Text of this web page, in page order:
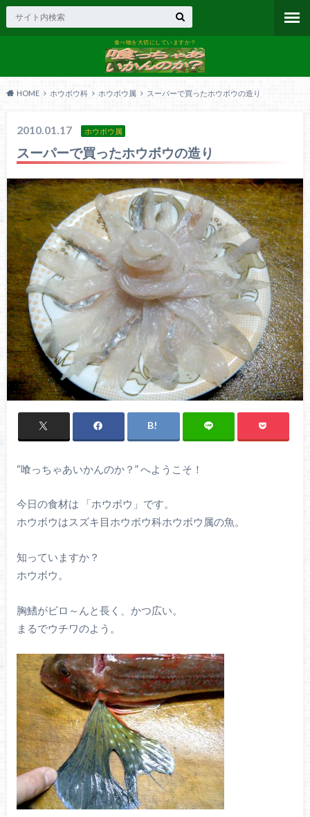
食べ物を大切にしていますか？
HOME ホウボウ科 ホウボウ属 スーパーで買ったホウボウの造り
2010.01.17 ホウボウ属
スーパーで買ったホウボウの造り
“喰っちゃあいかんのか？” へようこそ！
今日の食材は 「ホウボウ」です。
ホウボウはスズキ目ホウボウ科ホウボウ属の魚。
知っていますか？
ホウボウ。
胸鰭がビロ～んと長く、かつ広い。
まるでウチワのよう。